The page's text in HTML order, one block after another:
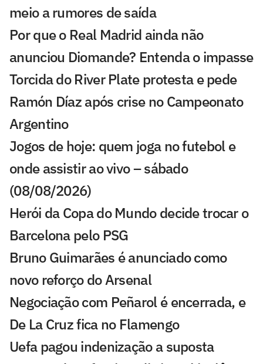
meio a rumores de saída
Por que o Real Madrid ainda não
anunciou Diomande? Entenda o impasse
Torcida do River Plate protesta e pede
Ramón Díaz após crise no Campeonato
Argentino
Jogos de hoje: quem joga no futebol e
onde assistir ao vivo – sábado
(08/08/2026)
Herói da Copa do Mundo decide trocar o
Barcelona pelo PSG
Bruno Guimarães é anunciado como
novo reforço do Arsenal
Negociação com Peñarol é encerrada, e
De La Cruz fica no Flamengo
Uefa pagou indenização a suposta